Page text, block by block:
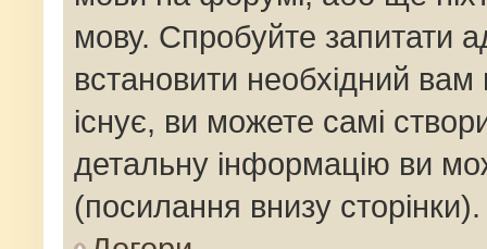
мову. Спробуйте запитати
встановити необхідний
існує, ви можете самі
детальну інформацію ви
(посилання внизу сторінки).